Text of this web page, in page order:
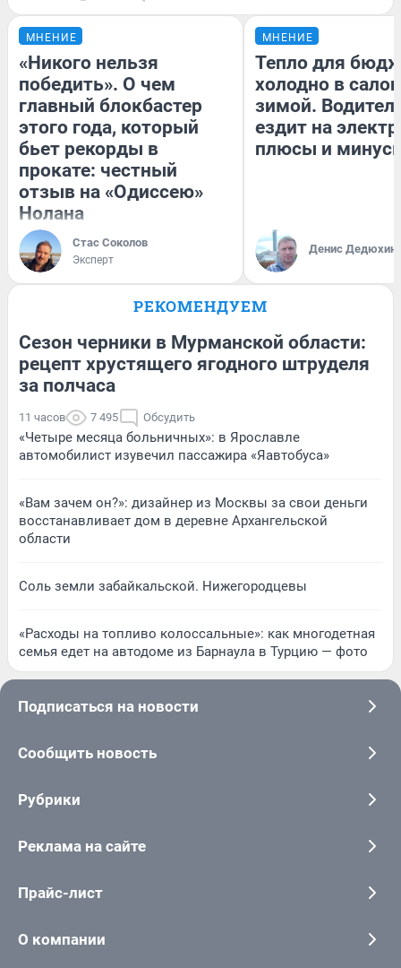
МНЕНИЕ
«Никого нельзя
победить». О чем
главный блокбастер
этого года, который
бьет рекорды в
прокате: честный
отзыв на «Одиссею»
Нолана
Стас Соколов
Эксперт
МНЕНИЕ
Тепло для
холодно в
зимой.
ездит на
плюсы и
Денис Дедюхин
РЕКОМЕНДУЕМ
Сезон черники в Мурманской области:
рецепт хрустящего ягодного штруделя
за полчаса
11 часов 7 495 Обсудить
«Четыре месяца больничных»: в Ярославле
автомобилист изувечил пассажира «Яавтобуса»
«Вам зачем он?»: дизайнер из Москвы за свои деньги
восстанавливает дом в деревне Архангельской
области
Соль земли забайкальской. Нижегородцевы
«Расходы на топливо колоссальные»: как многодетная
семья едет на автодоме из Барнаула в Турцию — фото
Подписаться на новости
Сообщить новость
Рубрики
Реклама на сайте
Прайс-лист
О компании